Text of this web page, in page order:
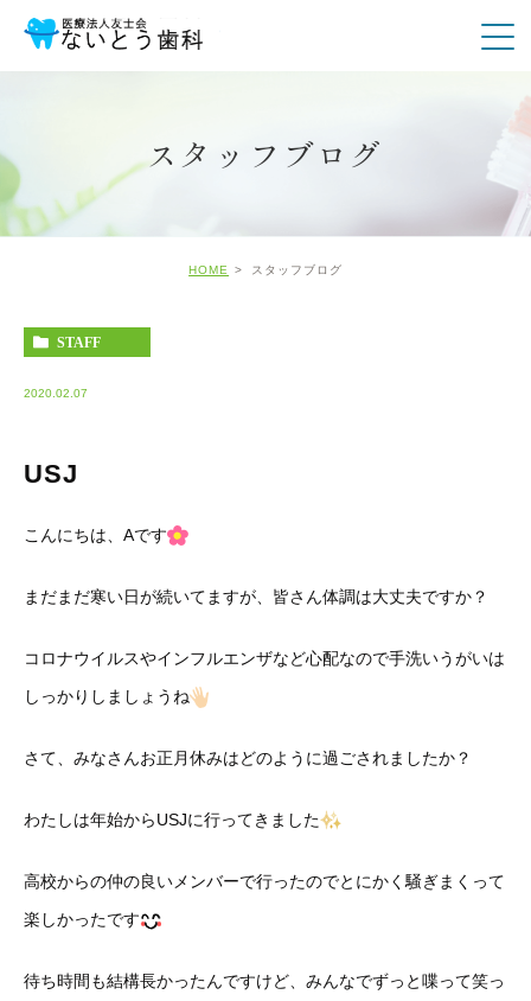
スタッフブログ
HOME スタッフブログ
STAFF
2020.02.07
USJ
こんにちは、Aです
まだまだ寒い日が続いてますが、皆さん体調は大丈夫ですか？
コロナウイルスやインフルエンザなど心配なので手洗いうがいは
しっかりしましょうね
さて、みなさんお正月休みはどのように過ごされましたか？
わたしは年始からUSJに行ってきました
高校からの仲の良いメンバーで行ったのでとにかく騒ぎまくって
楽しかったです
待ち時間も結構長かったんですけど、みんなでずっと喋って笑っ